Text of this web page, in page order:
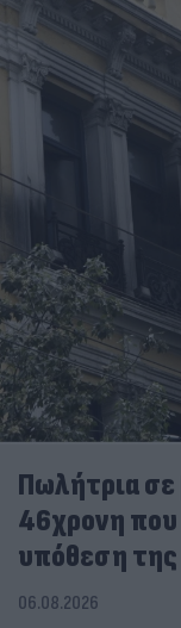
Πωλήτρια σε
46χρονη που
υπόθεση
06.08.2026